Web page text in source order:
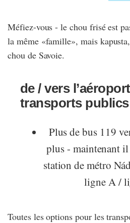
Méfiez-vous - le chou frisé est
la même «famille», mais
chou de Savoie.
de / vers
transports publics
Plus de bus 119
plus - maintenant
station de métro
ligne A /
Toutes les options pour les